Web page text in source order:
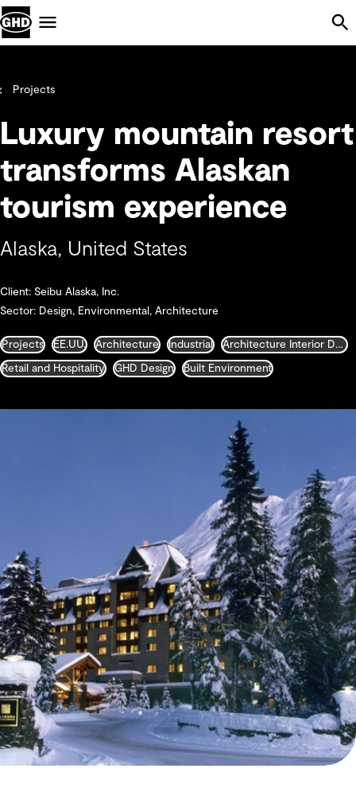
Projects
Luxury mountain resort
transforms Alaskan
tourism experience
Alaska, United States
Client: Seibu Alaska, Inc.
Sector: Design, Environmental, Architecture
Projects EE.UU. Architecture Industrial Architecture Interior Design Landscape and Urban Design
Retail and Hospitality GHD Design Built Environment